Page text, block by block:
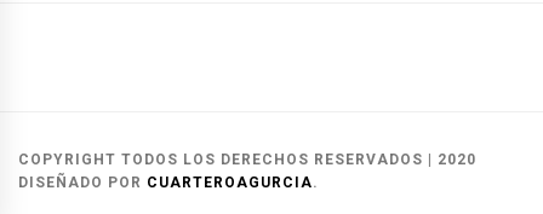
del
COPYRIGHT TODOS LOS DERECHOS RESERVADOS | 2020
DISEÑADO POR CUARTEROAGURCIA.